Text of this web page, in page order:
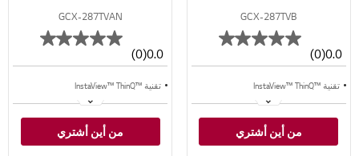
قاتم
GCX-287TVB
0.0
(0)
تقنية ™InstaView™ ThinQ
من أين أشتري
أسود
GCX-287TVAN
0.0
(0)
تقنية ™InstaView™ ThinQ
من أين أشتري